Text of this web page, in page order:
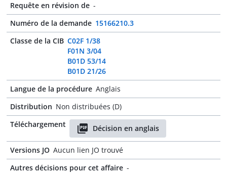
Requête en révision de -
Numéro de la demande 15166210.3
Classe de la CIB C02F 1/38
F01N 3/04
B01D 53/14
B01D 21/26
Langue de la procédure Anglais
Distribution Non distribuées (D)
Téléchargement
Décision en anglais
Versions JO Aucun lien JO trouvé
Autres décisions pour cet affaire -